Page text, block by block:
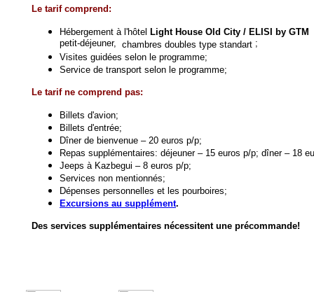
Le tarif comprend:
Hébergement à l'hôtel Light House Old City / ELISI by GTM
petit-déjeuner, chambres doubles type standart ;
Visites guidées selon le programme;
Service de transport selon le programme;
Le tarif ne comprend pas:
Billets d'avion;
Billets d'entrée;
Dîner de bienvenue – 20 euros p/p;
Repas supplémentaires: déjeuner – 15 euros p/p; dîner – 18
Jeeps à Kazbegui – 8 euros p/p;
Services non mentionnés;
Dépenses personnelles et les pourboires;
Excursions au supplément.
Des services supplémentaires nécessitent une précommande!